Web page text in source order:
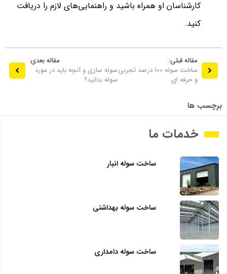
کارشناسان او همراه باشید و راهنمایی‌های لازم را دریافت
کنید.
مقاله قبلی:
ساخت سوله 100 درصد تجربی
و حرفه ای
مقاله بعدی:
سوله سازی و آنچه باید در مورد
سوله بدانید؟
برچسب ها
خدمات ما
ساخت سوله انبار
ساخت سوله بهداشتی
ساخت سوله دامداری